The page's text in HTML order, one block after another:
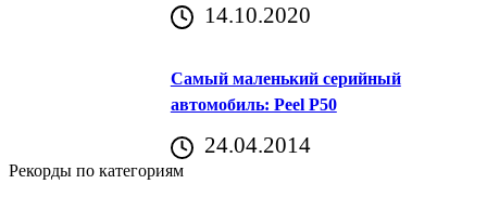
14.10.2020
Самый маленький серийный
автомобиль: Peel P50
24.04.2014
Рекорды по категориям